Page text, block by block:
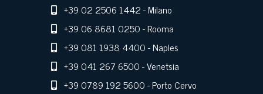
+39 02 2506 1442- Milano
+39 06 8681 0250- Rooma
+39 081 1938 4400- Naples
+39 041 267 6500- Venetsia
+39 0789 192 5600- Porto Cervo